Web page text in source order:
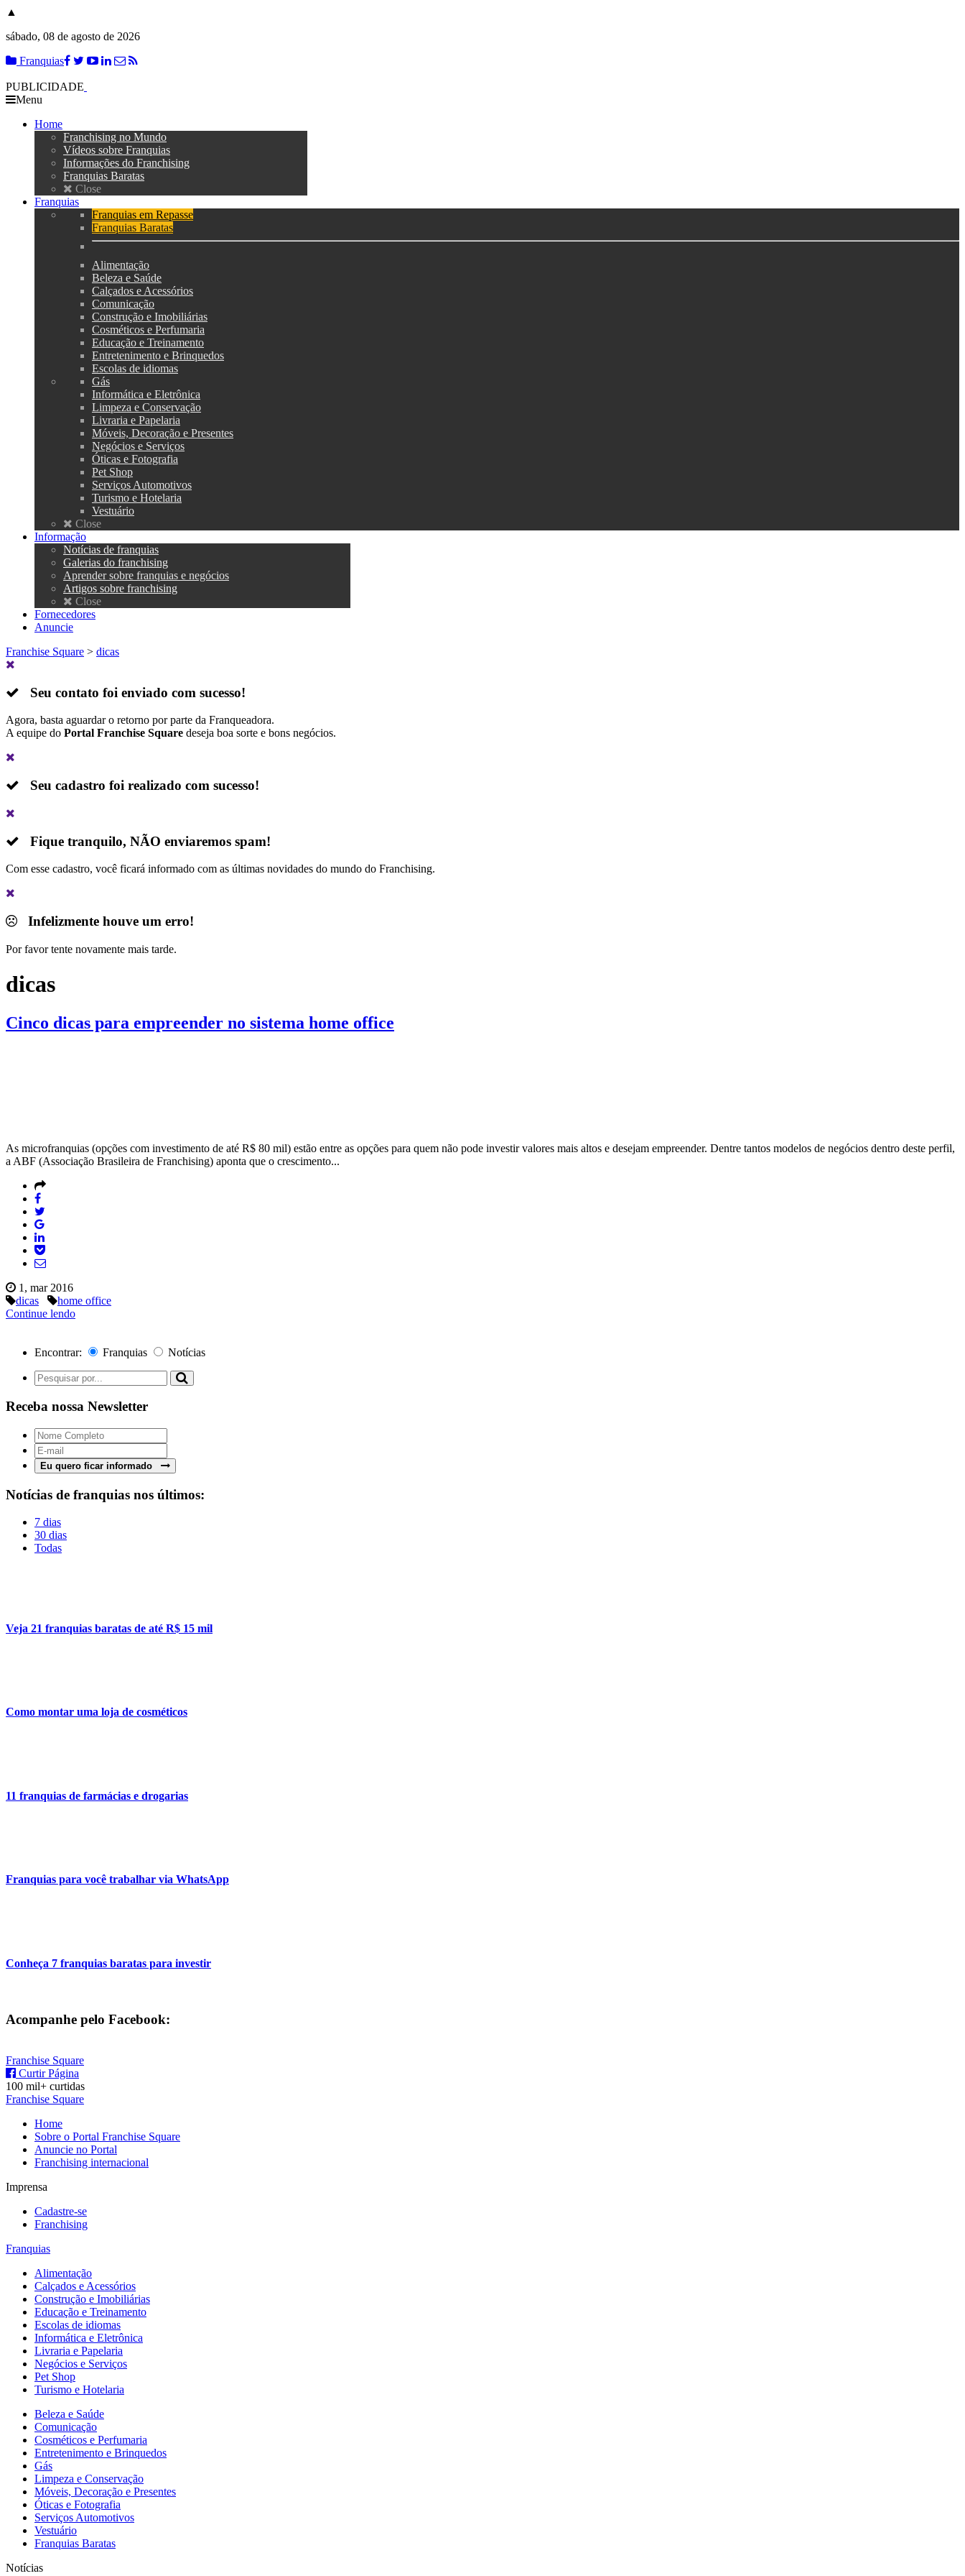
▲
sábado, 08 de agosto de 2026
Franquias
PUBLICIDADE
Menu
Home
Franchising no Mundo
Vídeos sobre Franquias
Informações do Franchising
Franquias Baratas
Close
Franquias
Franquias em Repasse
Franquias Baratas
Alimentação
Beleza e Saúde
Calçados e Acessórios
Comunicação
Construção e Imobiliárias
Cosméticos e Perfumaria
Educação e Treinamento
Entretenimento e Brinquedos
Escolas de idiomas
Gás
Informática e Eletrônica
Limpeza e Conservação
Livraria e Papelaria
Móveis, Decoração e Presentes
Negócios e Serviços
Óticas e Fotografia
Pet Shop
Serviços Automotivos
Turismo e Hotelaria
Vestuário
Close
Informação
Notícias de franquias
Galerias do franchising
Aprender sobre franquias e negócios
Artigos sobre franchising
Close
Fornecedores
Anuncie
Franchise Square > dicas
Seu contato foi enviado com sucesso!
Agora, basta aguardar o retorno por parte da Franqueadora.
A equipe do Portal Franchise Square deseja boa sorte e bons negócios.
Seu cadastro foi realizado com sucesso!
Fique tranquilo, NÃO enviaremos spam!
Com esse cadastro, você ficará informado com as últimas novidades do mundo do Franchising.
Infelizmente houve um erro!
Por favor tente novamente mais tarde.
dicas
Cinco dicas para empreender no sistema home office
As microfranquias (opções com investimento de até R$ 80 mil) estão entre as opções para quem não pode investir valores mais altos e desejam empreender. Dentre tantos modelos de negócios dentro deste perfil,
a ABF (Associação Brasileira de Franchising) aponta que o crescimento...
1, mar 2016
dicas
home office
Continue lendo
Encontrar: Franquias Notícias
Receba nossa Newsletter
Eu quero ficar informado
Notícias de franquias nos últimos:
7 dias
30 dias
Todas
Veja 21 franquias baratas de até R$ 15 mil
Como montar uma loja de cosméticos
11 franquias de farmácias e drogarias
Franquias para você trabalhar via WhatsApp
Conheça 7 franquias baratas para investir
Acompanhe pelo Facebook:
Franchise Square
Curtir Página
100 mil+ curtidas
Franchise Square
Home
Sobre o Portal Franchise Square
Anuncie no Portal
Franchising internacional
Imprensa
Cadastre-se
Franchising
Franquias
Alimentação
Calçados e Acessórios
Construção e Imobiliárias
Educação e Treinamento
Escolas de idiomas
Informática e Eletrônica
Livraria e Papelaria
Negócios e Serviços
Pet Shop
Turismo e Hotelaria
Beleza e Saúde
Comunicação
Cosméticos e Perfumaria
Entretenimento e Brinquedos
Gás
Limpeza e Conservação
Móveis, Decoração e Presentes
Óticas e Fotografia
Serviços Automotivos
Vestuário
Franquias Baratas
Notícias